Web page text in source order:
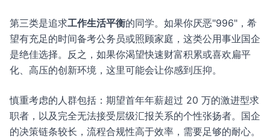
第三类是追求工作生活平衡的同学。如果你厌恶"996"，希
望有充足的时间备考公务员或照顾家庭，这类公用事业国企
是绝佳选择。反之，如果你渴望快速财富积累或喜欢扁平
化、高压的创新环境，这里可能会让你感到压抑。
慎重考虑的人群包括：期望首年年薪超过 20 万的激进型求
职者，以及完全无法接受层级汇报关系的个性张扬者。国企
的决策链条较长，流程合规性高于效率，需要足够的耐心。